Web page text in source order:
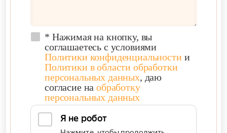
* Нажимая на кнопку, вы
соглашаетесь с условиями
Политики конфиденциальности и
Политики в области обработки
персональных данных, даю
согласие наобработку
персональных данных